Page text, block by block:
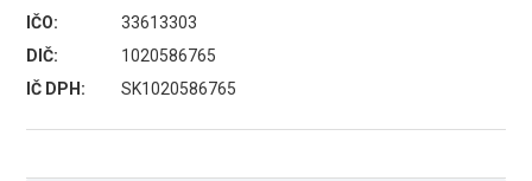
IČO:
33613303
DIČ:
1020586765
IČ DPH:
SK1020586765